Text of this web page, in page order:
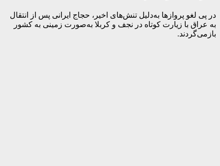
در پی لغو پروازها به‌دلیل تنش‌های اخیر، حجاج ایرانی پس از انتقال
به عراق با زیارت کوتاه در نجف و کربلا به‌صورت زمینی به کشور
بازمی‌گردند.